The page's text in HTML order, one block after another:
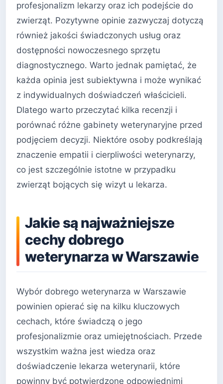
profesjonalizm lekarzy oraz ich podejście do
zwierząt. Pozytywne opinie zazwyczaj dotyczą
również jakości świadczonych usług oraz
dostępności nowoczesnego sprzętu
diagnostycznego. Warto jednak pamiętać, że
każda opinia jest subiektywna i może wynikać
z indywidualnych doświadczeń właścicieli.
Dlatego warto przeczytać kilka recenzji i
porównać różne gabinety weterynaryjne przed
podjęciem decyzji. Niektóre osoby podkreślają
znaczenie empatii i cierpliwości weterynarzy,
co jest szczególnie istotne w przypadku
zwierząt bojących się wizyt u lekarza.
Jakie są najważniejsze
cechy dobrego
weterynarza w Warszawie
Wybór dobrego weterynarza w Warszawie
powinien opierać się na kilku kluczowych
cechach, które świadczą o jego
profesjonalizmie oraz umiejętnościach. Przede
wszystkim ważna jest wiedza oraz
doświadczenie lekarza weterynarii, które
powinny być potwierdzone odpowiednimi